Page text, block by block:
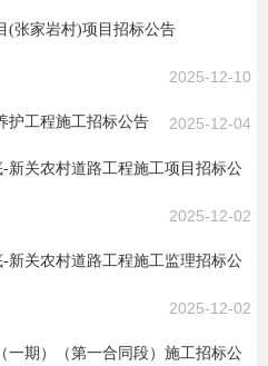
(张家岩村)项目招标公告
2025-12-10
护工程施工招标公告 2025-12-04
新关农村道路工程施工项目招标公
2025-12-02
新关农村道路工程施工监理招标公
2025-12-02
一期）（第一合同段）施工招标公